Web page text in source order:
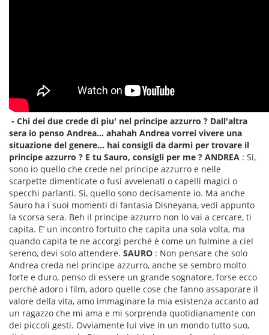
- Chi dei due crede di piu' nel principe azzurro ? Dall'altra
sera io penso Andrea... ahahah Andrea vorrei vivere una
situazione del genere... hai consigli da darmi per trovare il
principe azzurro ? E tu Sauro, consigli per me ? ANDREA : Si,
sono io quello che crede nel principe azzurro e nelle
scarpette dimenticate o fusi avvelenati o capelli magici o
specchi parlanti. Si, quello sono decisamente io. Ma anche
Sauro ha i suoi momenti di fantasia Disneyana, vedi appunto
la scorsa sera. Beh il principe azzurro non lo vai a cercare, ti
capita. E’ un incontro fortuito che capita una sola volta, ma
quando capita te ne accorgi perché è come un fulmine a ciel
sereno, devi solo attendere. SAURO : Non pensare che solo
Andrea creda nel principe azzurro, anche se sembro molto
forte e duro, penso di essere un grande sognatore, forse ecco
perché adoro i film, adoro quelle cose che fanno assaporare il
valore della vita, amo immaginare la mia esistenza accanto ad
un ragazzo che mi ama e mi sorprenda quotidianamente con
dei piccoli gesti. Ovviamente lui vive in un mondo tutto suo,